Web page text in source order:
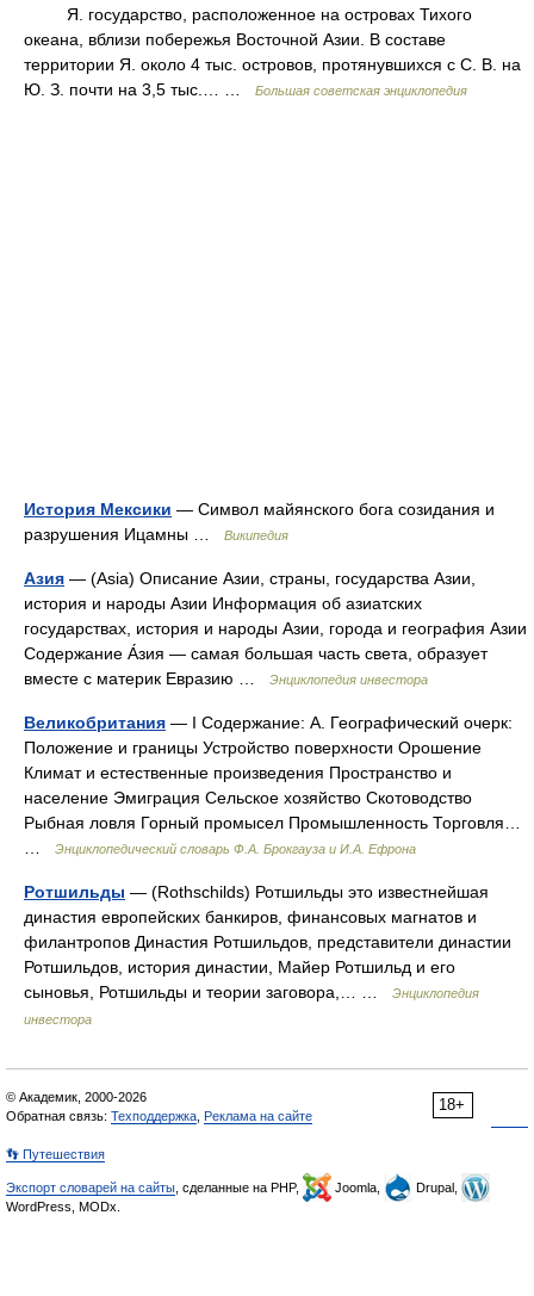
Я. государство, расположенное на островах Тихого
океана, вблизи побережья Восточной Азии. В составе
территории Я. около 4 тыс. островов, протянувшихся с С. В. на
Ю. З. почти на 3,5 тыс.… …
Большая советская энциклопедия
История Мексики — Символ майянского бога созидания и
разрушения Ицамны …
Википедия
Азия — (Asia) Описание Азии, страны, государства Азии,
история и народы Азии Информация об азиатских
государствах, история и народы Азии, города и география Азии
Содержание А́зия — самая большая часть света, образует
вместе с материк Евразию …
Энциклопедия инвестора
Великобритания — I Содержание: А. Географический очерк:
Положение и границы Устройство поверхности Орошение
Климат и естественные произведения Пространство и
население Эмиграция Сельское хозяйство Скотоводство
Рыбная ловля Горный промысел Промышленность Торговля…
Энциклопедический словарь Ф.А. Брокгауза и И.А. Ефрона
Ротшильды — (Rothschilds) Ротшильды это известнейшая
династия европейских банкиров, финансовых магнатов и
филантропов Династия Ротшильдов, представители династии
Ротшильдов, история династии, Майер Ротшильд и его
сыновья, Ротшильды и теории заговора,… …
Энциклопедия
инвестора
18+
© Академик, 2000-2026
Обратная связь: Техподдержка Реклама на сайте
👣 Путешествия
Экспорт словарей на сайты , сделанные на PHP, Joomla,
Drupal,
WordPress, MODx.